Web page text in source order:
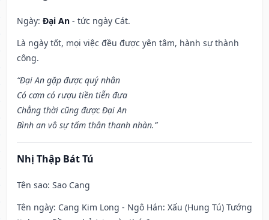
Ngày: Đại An - tức ngày Cát.
Là ngày tốt, mọi việc đều được yên tâm, hành sự thành
công.
“Đại An gặp được quý nhân
Có cơm có rượu tiền tiễn đưa
Chẳng thời cũng được Đại An
Bình an vô sự tấm thân thanh nhàn.”
Nhị Thập Bát Tú
Tên sao: Sao Cang
Tên ngày: Cang Kim Long - Ngô Hán: Xấu (Hung Tú) Tướng